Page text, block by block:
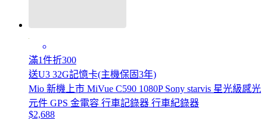
滿1件折300
送U3 32G記憶卡(主機保固3年)
Mio 新機上市 MiVue C590 1080P Sony starvis 星光級感光
元件 GPS 金電容 行車記錄器 行車紀錄器
$2,688